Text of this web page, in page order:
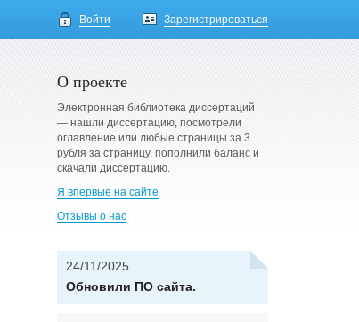
Войти Зарегистрироваться
О проекте
Электронная библиотека диссертаций
— нашли диссертацию, посмотрели
оглавление или любые страницы за 3
рубля за страницу, пополнили баланс и
скачали диссертацию.
Я впервые на сайте
Отзывы о нас
24/11/2025
Обновили ПО сайта.